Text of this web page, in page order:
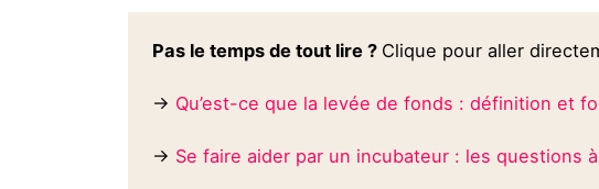
Pas le temps de tout lire ? Clique pour aller
→ Qu’est-ce que la levée de fonds : définition et
→ Se faire aider par un incubateur : les questions